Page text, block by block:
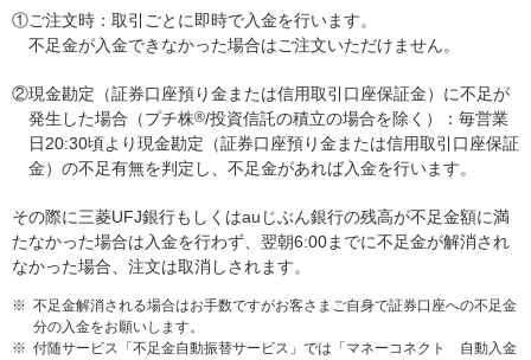
①ご注文時：取引ごとに即時で入金を行います。
不足金が入金できなかった場合はご注文いただけません。
②現金勘定（証券口座預り金または信用取引口座保証金）に不足が
発生した場合（プチ株®/投資信託の積立の場合を除く）：毎営業
日20:30頃より現金勘定（証券口座預り金または信用取引口座保証
金）の不足有無を判定し、不足金があれば入金を行います。
その際に三菱UFJ銀行もしくはauじぶん銀行の残高が不足金額に満
たなかった場合は入金を行わず、翌朝6:00までに不足金が解消され
なかった場合、注文は取消しされます。
※ 不足金解消される場合はお手数ですがお客さまご自身で証券口座への不足金
分の入金をお願いします。
※ 付随サービス「不足金自動振替サービス」では「マネーコネクト 自動入金